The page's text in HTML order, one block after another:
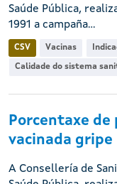
Saúde Pública,
1991 a campaña...
CSV Vacinas
Calidade do sistema
Porcentaxe de
vacinada gripe
A Consellería de